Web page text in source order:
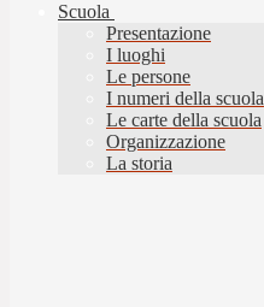
Scuola
Presentazione
I luoghi
Le persone
I numeri della scuola
Le carte della scuola
Organizzazione
La storia